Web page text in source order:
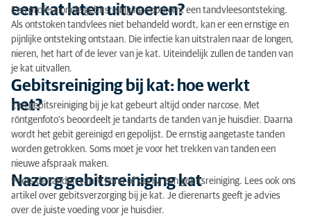
Gebitsreiniging bij kat: hoe werkt het?
Nazorg gebitsreiniging kat
Kosten gebitsreiniging kat
een kat laten uitvoeren?
Een professionele gebitsreiniging voorkomt een tandvleesontsteking.
Als ontstoken tandvlees niet behandeld wordt, kan er een ernstige en
pijnlijke ontsteking ontstaan. Die infectie kan uitstralen naar de longen,
nieren, het hart of de lever van je kat. Uiteindelijk zullen de tanden van
je kat uitvallen.
Gebitsreiniging bij kat: hoe werkt
het?
Een gebitsreiniging bij je kat gebeurt altijd onder narcose. Met
röntgenfoto’s beoordeelt je tandarts de tanden van je huisdier. Daarna
wordt het gebit gereinigd en gepolijst. De ernstig aangetaste tanden
worden getrokken. Soms moet je voor het trekken van tanden een
nieuwe afspraak maken.
Nazorg gebitsreiniging kat
Poets de tanden van je hond of kat na een gebitsreiniging. Lees ook ons
artikel over gebitsverzorging bij je kat. Je dierenarts geeft je advies
over de juiste voeding voor je huisdier.